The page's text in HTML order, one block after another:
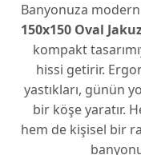
Banyonuza
150x150 Oval
kompakt
hissi getirir.
yastıkları, günün
bir köşe yaratır.
hem de kişisel bir